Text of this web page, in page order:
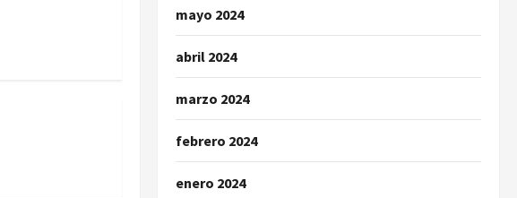
mayo 2024
abril 2024
marzo 2024
febrero 2024
enero 2024